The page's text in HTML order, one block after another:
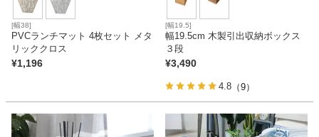
収納用品
[幅38]
PVCランチマット 4枚セット メタ
リッククロス
¥1,196
[幅19.5]
幅19.5cm 木製引出収納ボックス
３段
¥3,490
4.8 （9）